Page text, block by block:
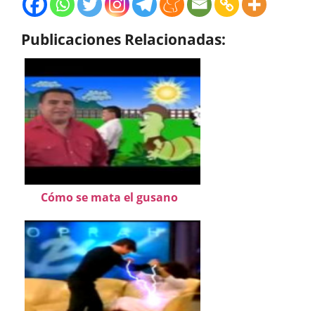
Publicaciones Relacionadas:
Cómo se mata el gusano